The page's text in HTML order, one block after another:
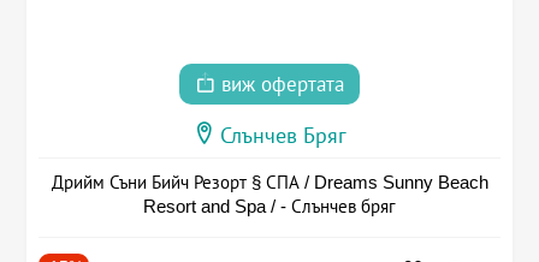
виж офертата
Слънчев Бряг
Дрийм Съни Бийч Резорт § СПА / Dreams Sunny Beach
Resort and Spa / - Слънчев бряг